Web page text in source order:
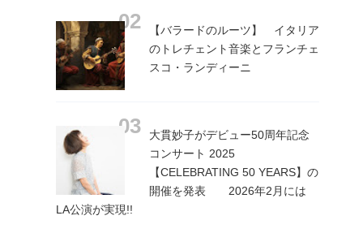
【バラードのルーツ】 イタリア
のトレチェント音楽とフランチェ
スコ・ランディーニ
大貫妙子がデビュー50周年記念
コンサート 2025
【CELEBRATING 50 YEARS】の
開催を発表 2026年2月には
LA公演が実現!!